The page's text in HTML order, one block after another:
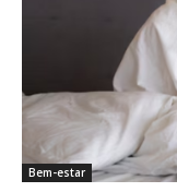
Bem-estar